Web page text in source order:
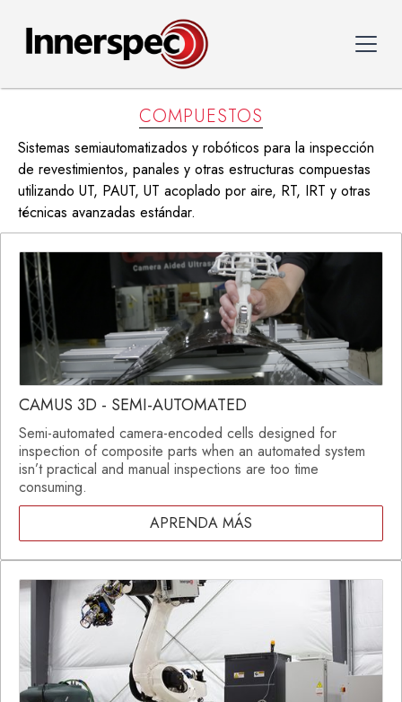
COMPUESTOS
Sistemas semiautomatizados y robóticos para la inspección
de revestimientos, panales y otras estructuras compuestas
utilizando UT, PAUT, UT acoplado por aire, RT, IRT y otras
técnicas avanzadas estándar.
CAMUS 3D - SEMI-AUTOMATED
Semi-automated camera-encoded cells designed for
inspection of composite parts when an automated system
isn’t practical and manual inspections are too time
consuming.
APRENDA MÁS